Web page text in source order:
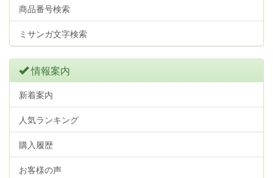
商品番号検索
ミサンガ文字検索
情報案内
新着案内
人気ランキング
購入履歴
お客様の声